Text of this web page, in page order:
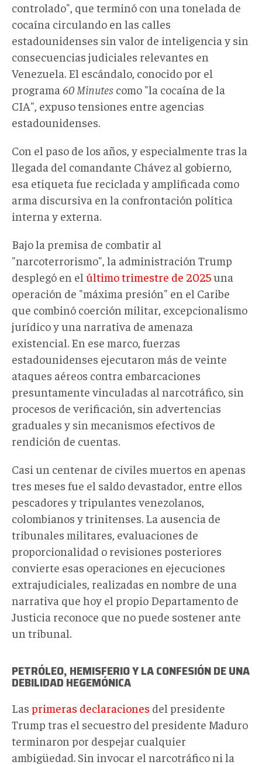
controlado", que terminó con una tonelada de
cocaína circulando en las calles
estadounidenses sin valor de inteligencia y sin
consecuencias judiciales relevantes en
Venezuela. El escándalo, conocido por el
programa 60 Minutes como "la cocaína de la
CIA", expuso tensiones entre agencias
estadounidenses.
Con el paso de los años, y especialmente tras la
llegada del comandante Chávez al gobierno,
esa etiqueta fue reciclada y amplificada como
arma discursiva en la confrontación política
interna y externa.
Bajo la premisa de combatir al
"narcoterrorismo", la administración Trump
desplegó en el último trimestre de 2025una
operación de "máxima presión" en el Caribe
que combinó coerción militar, excepcionalismo
jurídico y una narrativa de amenaza
existencial. En ese marco, fuerzas
estadounidenses ejecutaron más de veinte
ataques aéreos contra embarcaciones
presuntamente vinculadas al narcotráfico, sin
procesos de verificación, sin advertencias
graduales y sin mecanismos efectivos de
rendición de cuentas.
Casi un centenar de civiles muertos en apenas
tres meses fue el saldo devastador, entre ellos
pescadores y tripulantes venezolanos,
colombianos y trinitenses. La ausencia de
tribunales militares, evaluaciones de
proporcionalidad o revisiones posteriores
convierte esas operaciones en ejecuciones
extrajudiciales, realizadas en nombre de una
narrativa que hoy el propio Departamento de
Justicia reconoce que no puede sostener ante
un tribunal.
PETRÓLEO, HEMISFERIO Y LA CONFESIÓN DE UNA
DEBILIDAD HEGEMÓNICA
Las primeras declaraciones del presidente
Trump tras el secuestro del presidente Maduro
terminaron por despejar cualquier
ambigüedad. Sin invocar el narcotráfico ni la